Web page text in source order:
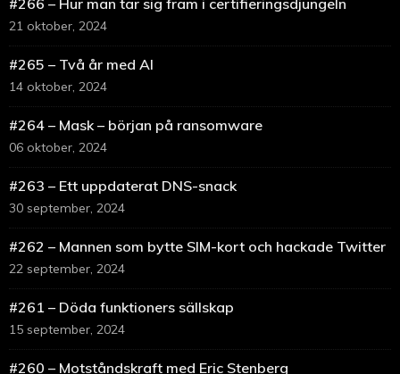
#266 – Hur man tar sig fram i certifieringsdjungeln
21 oktober, 2024
#265 – Två år med AI
14 oktober, 2024
#264 – Mask – början på ransomware
06 oktober, 2024
#263 – Ett uppdaterat DNS-snack
30 september, 2024
#262 – Mannen som bytte SIM-kort och hackade Twitter
22 september, 2024
#261 – Döda funktioners sällskap
15 september, 2024
#260 – Motståndskraft med Eric Stenberg